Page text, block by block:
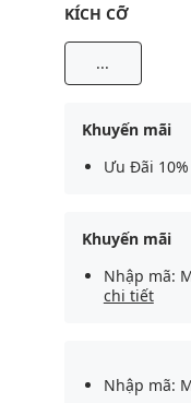
KÍCH CỠ
...
Khuyến mãi
Ưu Đãi
Khuyến mãi
Nhập mã:
chi tiết
Nhập mã: